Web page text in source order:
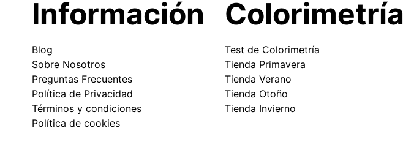
Información
Blog
Sobre Nosotros
Preguntas Frecuentes
Política de Privacidad
Términos y condiciones
Política de cookies
Colorimetría
Test de Colorimetría
Tienda Primavera
Tienda Verano
Tienda Otoño
Tienda Invierno